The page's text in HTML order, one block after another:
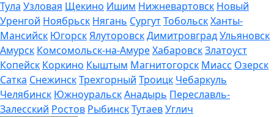
Тула Узловая Щекино Ишим Нижневартовск Новый
Уренгой Ноябрьск Нягань СургутТобольскХанты-
Мансийск ЮгорскЯлуторовскДимитровградУльяновск
Амурск Комсомольск-на-АмуреХабаровскЗлатоуст
Копейск Коркино Кыштым Магнитогорск Миасс Озерск
Сатка СнежинскТрехгорный Троицк Чебаркуль
Челябинск ЮжноуральскАнадырь Переславль-
Залесский Ростов РыбинскТутаевУглич